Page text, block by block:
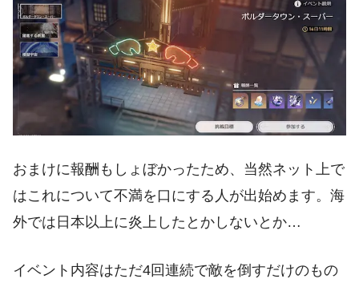
おまけに報酬もしょぼかったため、当然ネット上で
はこれについて不満を口にする人が出始めます。海
外では日本以上に炎上したとかしないとか…
イベント内容はただ4回連続で敵を倒すだけのもの